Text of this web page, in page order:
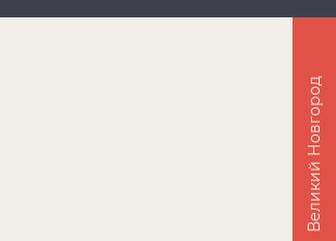
Великий Новгород